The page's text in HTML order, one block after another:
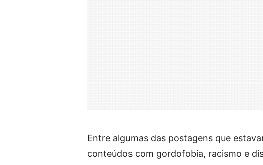
Entre algumas das postagens que
conteúdos com gordofobia, racismo e